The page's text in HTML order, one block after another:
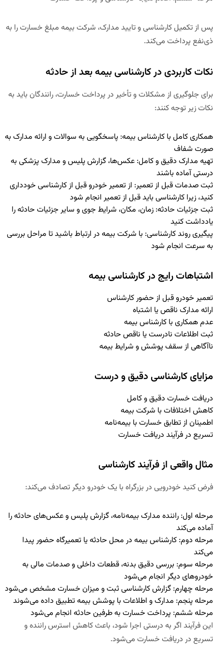
پس از تکمیل کارشناسی و تایید مدارک، شرکت بیمه مبلغ خسارت را به
ذی‌نفع پرداخت می‌کند.
نکات کاربردی در کارشناسی بیمه بعد از حادثه
برای جلوگیری از مشکلات و تأخیر در پرداخت خسارت، رانندگان باید به
نکات زیر توجه کنند:
همکاری کامل با کارشناس بیمه: پاسخگویی به سوالات و ارائه مدارک به
صورت شفاف
تهیه مدارک دقیق و کامل: عکس‌ها، گزارش پلیس و مدارک پزشکی به
درستی آماده باشند
ثبت صدمات قبل از تعمیر: از تعمیر خودرو قبل از کارشناسی خودداری
کنید، زیرا کارشناسی باید قبل از تعمیر انجام شود
ثبت جزئیات حادثه: زمان، مکان، شرایط جوی و سایر جزئیات حادثه را
یادداشت کنید
پیگیری روند کارشناسی: با شرکت بیمه در ارتباط باشید تا مراحل بررسی
به سرعت انجام شود
اشتباهات رایج در کارشناسی بیمه
تعمیر خودرو قبل از حضور کارشناس
ارائه مدارک ناقص یا اشتباه
عدم همکاری با کارشناس بیمه
ثبت اطلاعات نادرست یا ناقص حادثه
ناآگاهی از سقف پوشش و شرایط بیمه
مزایای کارشناسی دقیق و درست
دریافت خسارت دقیق و کامل
کاهش اختلافات با شرکت بیمه
اطمینان از تطابق خسارت با بیمه‌نامه
تسریع در فرآیند دریافت خسارت
مثال واقعی از فرآیند کارشناسی
فرض کنید خودرویی در بزرگراه با یک خودرو دیگر تصادف می‌کند:
مرحله اول: راننده مدارک بیمه‌نامه، گزارش پلیس و عکس‌های حادثه را
آماده می‌کند
مرحله دوم: کارشناس بیمه در محل حادثه یا تعمیرگاه حضور پیدا
می‌کند
مرحله سوم: بررسی دقیق بدنه، قطعات داخلی و صدمات مالی به
خودروهای دیگر انجام می‌شود
مرحله چهارم: گزارش کارشناسی ثبت و میزان خسارت مشخص می‌شود
مرحله پنجم: مدارک و اطلاعات با پوشش بیمه تطبیق داده می‌شوند
مرحله ششم: پرداخت خسارت به طرفین حادثه انجام می‌شود
این فرآیند اگر به درستی اجرا شود، باعث کاهش استرس راننده و
تسریع در دریافت خسارت می‌شود.